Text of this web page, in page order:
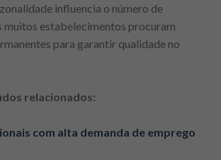
influencia o número de
muitos estabelecimentos procuram
para garantir qualidade no
relacionados:
com alta demanda de emprego